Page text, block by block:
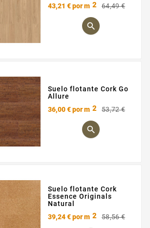
43,21 €por m 2 64,49 €

Suelo flotante Cork Go
Allure
36,00 €por m 2 53,72 €

Suelo flotante Cork
Essence Originals
Natural
39,24 €por m 2 58,56 €